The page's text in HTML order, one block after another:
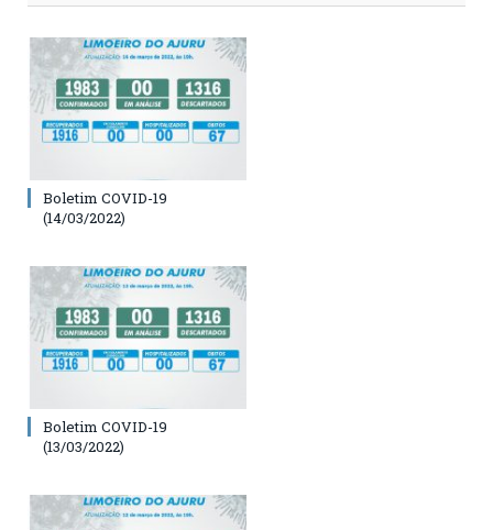
Boletim COVID-19
(14/03/2022)
Boletim COVID-19
(13/03/2022)